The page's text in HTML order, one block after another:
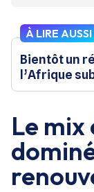
À LIRE AUSSI
Bientôt un
l’Afrique
Le